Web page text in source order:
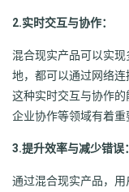
2.实时交互与协作：
混合现实产品可以实
地，都可以通过网络连
这种实时交互与协作
企业协作等领域有着重
3.提升效率与减少错误：
通过混合现实产品，